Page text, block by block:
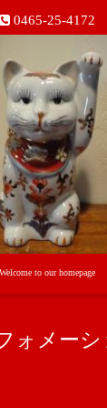
0465-25-4172
Welcome to our homepage
ォメーシ